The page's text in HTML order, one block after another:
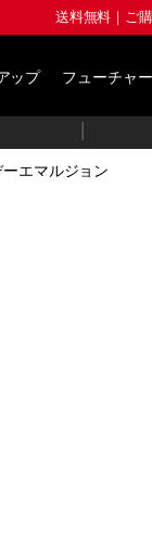
送料無料｜ご
ップ フューチャ
エマルジョン